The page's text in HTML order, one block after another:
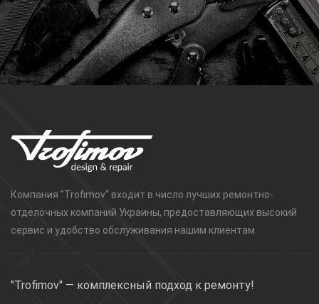
Компания "Trofimov" входит в число лучших ремонтно-
отделочных компаний Украины, предоставляющих высокий
сервис и удобство обслуживания нашим клиентам.
"Trofimov" — комплексный подход к ремонту!